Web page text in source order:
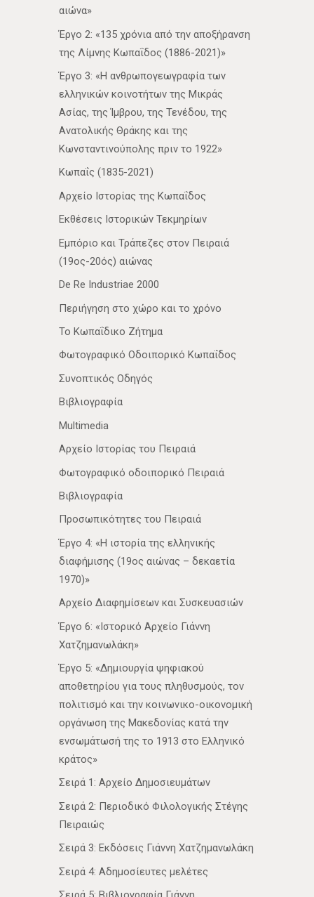
αιώνα»
Έργο 2: «135 χρόνια από την αποξήρανση
της Λίμνης Κωπαΐδος (1886-2021)»
Έργο 3: «Η ανθρωπογεωγραφία των
ελληνικών κοινοτήτων της Μικράς
Ασίας, της Ίμβρου, της Τενέδου, της
Ανατολικής Θράκης και της
Κωνσταντινούπολης πριν το 1922»
Κωπαΐς (1835-2021)
Αρχείο Ιστορίας της Κωπαΐδος
Εκθέσεις Ιστορικών Τεκμηρίων
Εμπόριο και Τράπεζες στον Πειραιά
(19ος-20ός) αιώνας
De Re Industriae 2000
Περιήγηση στο χώρο και το χρόνο
Το Κωπαΐδικο Ζήτημα
Φωτογραφικό Οδοιπορικό Κωπαΐδος
Συνοπτικός Οδηγός
Βιβλιογραφία
Multimedia
Αρχείο Ιστορίας του Πειραιά
Φωτογραφικό οδοιπορικό Πειραιά
Βιβλιογραφία
Προσωπικότητες του Πειραιά
Έργο 4: «Η ιστορία της ελληνικής
διαφήμισης (19ος αιώνας – δεκαετία
1970)»
Αρχείο Διαφημίσεων και Συσκευασιών
Έργο 6: «Ιστορικό Αρχείο Γιάννη
Χατζημανωλάκη»
Έργο 5: «Δημιουργία ψηφιακού
αποθετηρίου για τους πληθυσμούς, τον
πολιτισμό και την κοινωνικο-οικονομική
οργάνωση της Μακεδονίας κατά την
ενσωμάτωσή της το 1913 στο Ελληνικό
κράτος»
Σειρά 1: Αρχείο Δημοσιευμάτων
Σειρά 2: Περιοδικό Φιλολογικής Στέγης
Πειραιώς
Σειρά 3: Εκδόσεις Γιάννη Χατζημανωλάκη
Σειρά 4: Αδημοσίευτες μελέτες